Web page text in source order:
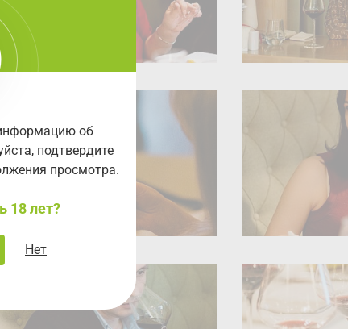
об
подтвердите
просмотра.
18 лет?
Нет